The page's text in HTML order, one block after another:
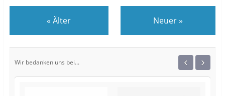
« Älter Neuer»
Wir bedanken uns bei... ‹ ›